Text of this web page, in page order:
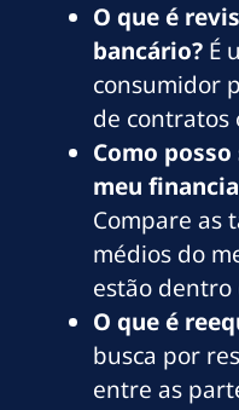
O que é
bancário? É
consumidor
de contratos
Como
meu
Compare as
médios do
estão dentro
O que é
busca por
entre as